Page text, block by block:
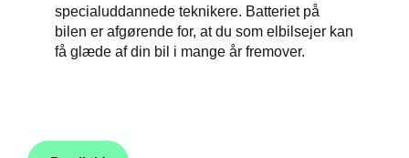
specialuddannede teknikere. Batteriet på
bilen er afgørende for, at du som elbilsejer kan
få glæde af din bil i mange år fremover.